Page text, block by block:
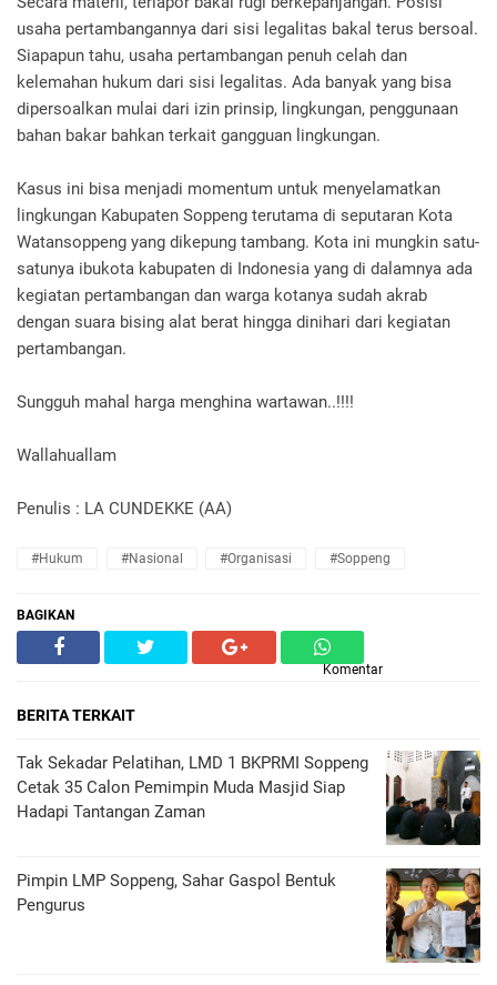
usaha pertambangannya dari sisi legalitas bakal terus bersoal.
Siapapun tahu, usaha pertambangan penuh celah dan
kelemahan hukum dari sisi legalitas. Ada banyak yang bisa
dipersoalkan mulai dari izin prinsip, lingkungan, penggunaan
bahan bakar bahkan terkait gangguan lingkungan.
Kasus ini bisa menjadi momentum untuk menyelamatkan
lingkungan Kabupaten Soppeng terutama di seputaran Kota
Watansoppeng yang dikepung tambang. Kota ini mungkin satu-
satunya ibukota kabupaten di Indonesia yang di dalamnya ada
kegiatan pertambangan dan warga kotanya sudah akrab
dengan suara bising alat berat hingga dinihari dari kegiatan
pertambangan.
Sungguh mahal harga menghina wartawan..!!!!
Wallahuallam
Penulis : LA CUNDEKKE (AA)
#Hukum #Nasional #Organisasi #Soppeng
BAGIKAN
Komentar
BERITA TERKAIT
Tak Sekadar Pelatihan, LMD 1 BKPRMI Soppeng
Cetak 35 Calon Pemimpin Muda Masjid Siap
Hadapi Tantangan Zaman
Pimpin LMP Soppeng, Sahar Gaspol Bentuk
Pengurus